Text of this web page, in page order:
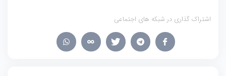
اشتراک گذاری در شبکه های اجتماعی